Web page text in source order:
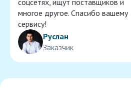
соцсетях, ищут поставщиков и
многое другое. Спасибо вашему
сервису!
Руслан
Заказчик